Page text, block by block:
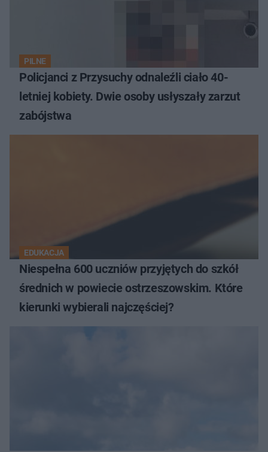
PILNE
Policjanci z Przysuchy odnaleźli ciało 40-
letniej kobiety. Dwie osoby usłyszały zarzut
zabójstwa
EDUKACJA
Niespełna 600 uczniów przyjętych do szkół
średnich w powiecie ostrzeszowskim. Które
kierunki wybierali najczęściej?